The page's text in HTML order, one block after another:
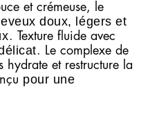
et crémeuse, le
doux, légers et
. Texture fluide avec
. Le complexe de
hydrate et restructure la
pour une